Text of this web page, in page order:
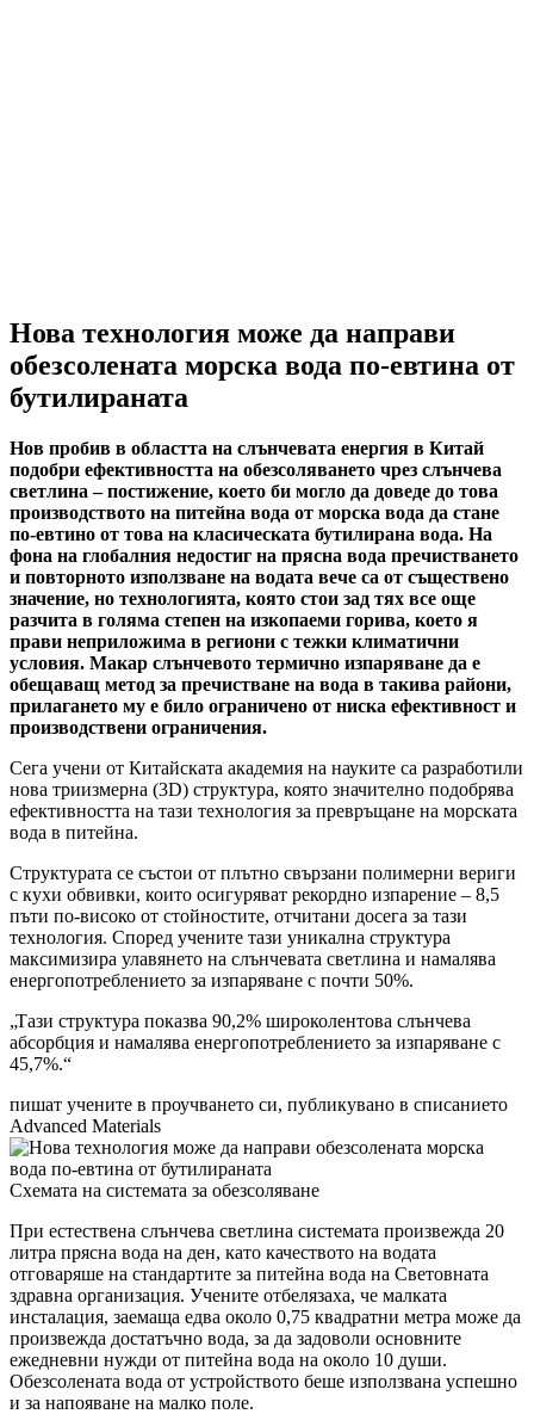
Нова технология може да направи
обезсолената морска вода по-евтина от
бутилираната
Нов пробив в областта на слънчевата енергия в Китай
подобри ефективността на обезсоляването чрез слънчева
светлина – постижение, което би могло да доведе до това
производството на питейна вода от морска вода да стане
по-евтино от това на класическата бутилирана вoда. На
фона на глобалния недостиг на прясна вода пречистването
и повторното използване на водата вече са от съществено
значение, но технологията, която стои зад тях все още
разчита в голяма степен на изкопаеми горива, което я
прави неприложима в региони с тежки климатични
условия. Макар слънчевото термично изпаряване да е
обещаващ метод за пречистване на вода в такива райони,
прилагането му е било ограничено от ниска ефективност и
производствени ограничения.
Сега учени от Китайската академия на науките са разработили
нова триизмерна (3D) структура, която значително подобрява
ефективността на тази технология за превръщане на морската
вoда в питейна.
Структурата се състои от плътно свързани полимерни вериги
с кухи обвивки, които осигуряват рекордно изпарение – 8,5
пъти по-високо от стойностите, отчитани досега за тази
технология. Според учените тази уникална структура
максимизира улавянето на слънчевата светлина и намалява
енергопотреблението за изпаряване с почти 50%.
„Тази структура показва 90,2% широколентова слънчева
абсорбция и намалява енергопотреблението за изпаряване с
45,7%.“
пишат учените в проучването си, публикувано в списанието
Advanced Materials
Схемата на системата за обезсоляване
При естествена слънчева светлина системата произвежда 20
литра прясна вoда на ден, като качеството на вoдата
отговаряше на стандартите за питейна вoда на Световната
здравна организация. Учените отбелязаха, че малката
инсталация, заемаща едва около 0,75 квадратни метра може да
произвежда достатъчно вода, за да задоволи основните
ежедневни нужди от питейна вoда на около 10 души.
Обезсолената вода от устройството беше използвана успешно
и за напояване на малко поле.